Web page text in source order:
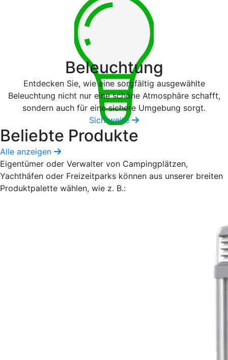
Beleuchtung
Entdecken Sie, wie eine sorgfältig ausgewählte
Beleuchtung nicht nur eine schöne Atmosphäre schafft,
sondern auch für eine sichere Umgebung sorgt.
Sichtweite
Beliebte Produkte
Alle anzeigen
Eigentümer oder Verwalter von Campingplätzen,
Yachthäfen oder Freizeitparks können aus unserer breiten
Produktpalette wählen, wie z. B.: